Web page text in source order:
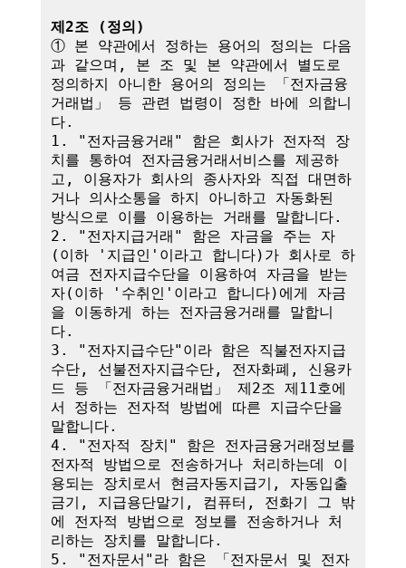
제2조 (정의)
① 본 약관에서 정하는 용어의 정의는 다음
과 같으며, 본 조 및 본 약관에서 별도로
정의하지 아니한 용어의 정의는 「전자금융
거래법」 등 관련 법령이 정한 바에 의합니
다.
1. "전자금융거래" 함은 회사가 전자적 장
치를 통하여 전자금융거래서비스를 제공하
고, 이용자가 회사의 종사자와 직접 대면하
거나 의사소통을 하지 아니하고 자동화된
방식으로 이를 이용하는 거래를 말합니다.
2. "전자지급거래" 함은 자금을 주는 자
(이하 '지급인'이라고 합니다)가 회사로 하
여금 전자지급수단을 이용하여 자금을 받는
자(이하 '수취인'이라고 합니다)에게 자금
을 이동하게 하는 전자금융거래를 말합니
다.
3. "전자지급수단"이라 함은 직불전자지급
수단, 선불전자지급수단, 전자화폐, 신용카
드 등 「전자금융거래법」 제2조 제11호에
서 정하는 전자적 방법에 따른 지급수단을
말합니다.
4. "전자적 장치" 함은 전자금융거래정보를
전자적 방법으로 전송하거나 처리하는데 이
용되는 장치로서 현금자동지급기, 자동입출
금기, 지급용단말기, 컴퓨터, 전화기 그 밖
에 전자적 방법으로 정보를 전송하거나 처
리하는 장치를 말합니다.
5. "전자문서"라 함은 「전자문서 및 전자